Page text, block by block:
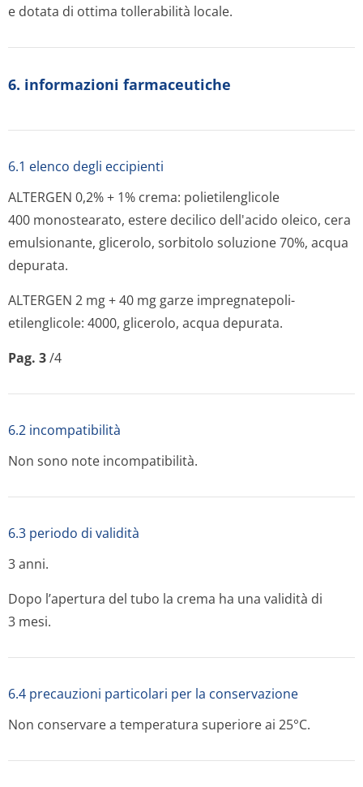
e dotata di ottima tollerabilità locale.
6. informazioni farmaceutiche
6.1 elenco degli eccipienti
ALTERGEN 0,2% + 1% crema: polietilenglicole
400 monostearato, estere decilico dell'acido oleico, cera
emulsionante, glicerolo, sorbitolo soluzione 70%, acqua
depurata.
ALTERGEN 2 mg + 40 mg garze impregnatepoli­
etilenglicole: 4000, glicerolo, acqua depurata.
Pag. 3/4
6.2 incompatibilità
Non sono note incompatibilità.
6.3 periodo di validità
3 anni.
Dopo l’apertura del tubo la crema ha una validità di
3 mesi.
6.4 precauzioni particolari per la conservazione
Non conservare a temperatura superiore ai 25°C.